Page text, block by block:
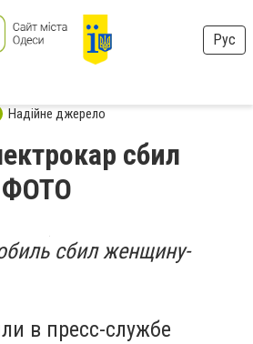
Рус
Надійне джерело
сбил
сбил женщину-
в пресс-службе